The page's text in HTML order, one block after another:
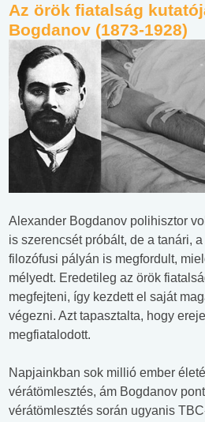
Az örök fiatalság
Bogdanov (1873-1928)
Alexander Bogdanov polihisztor
is szerencsét próbált, de a tanári,
filozófusi pályán is megfordult,
mélyedt. Eredetileg az örök
megfejteni, így kezdett el saját
végezni. Azt tapasztalta, hogy
megfiatalodott.
Napjainkban sok millió ember
vérátömlesztés, ám Bogdanov
vérátömlesztés során ugyanis